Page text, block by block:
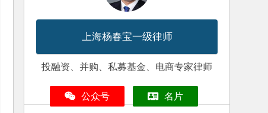
上海杨春宝一级律师
投融资、并购、私募基金、电商专家律师
公众号 名片